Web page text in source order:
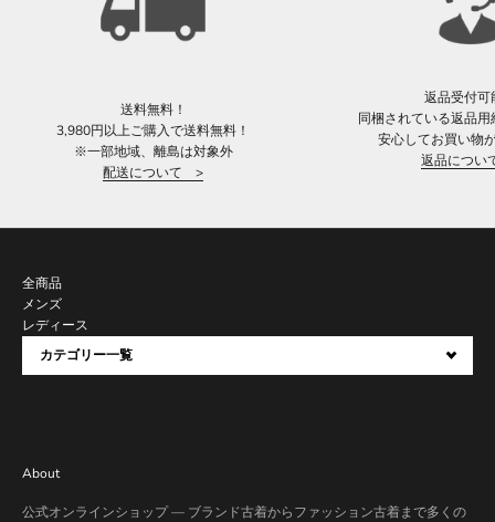
送料無料！
3,980円以上ご購入で送料無料！
※一部地域、離島は対象外
配送について >
返品受付可
同梱されている返品
安心してお買い物
返品につ
全商品
メンズ
レディース
カテゴリー一覧
About
公式オンラインショップ — ブランド古着からファッション古着まで多くの